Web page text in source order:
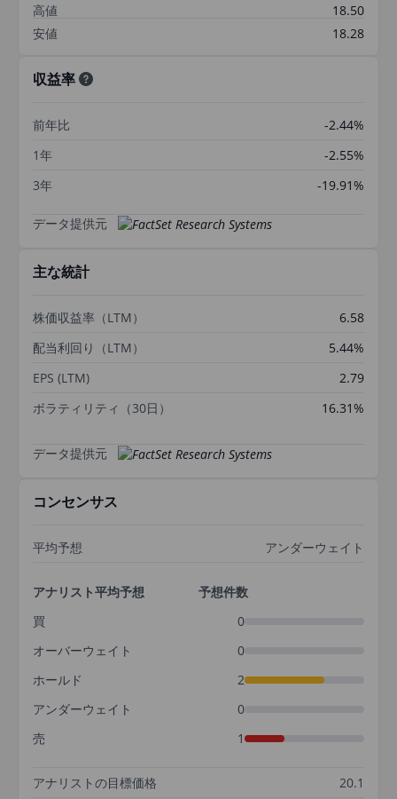
高値
18.50
安値
18.28
収益率
前年比
-2.44%
1年
-2.55%
3年
-19.91%
データ提供元
主な統計
株価収益率（LTM）
6.58
配当利回り（LTM）
5.44%
EPS (LTM)
2.79
ボラティリティ（30日）
16.31%
データ提供元
コンセンサス
平均予想 アンダーウェイト
アナリスト平均予想
予想件数
買
0
オーバーウェイト
0
ホールド
2
アンダーウェイト
0
売
1
アナリストの目標価格 20.1